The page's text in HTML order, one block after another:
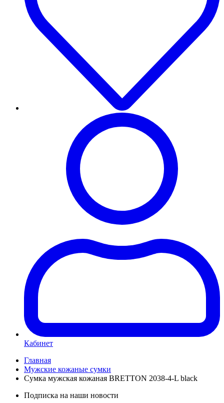
Кабинет
Главная
Мужские кожаные сумки
Сумка мужская кожаная BRETTON 2038-4-L black
Подписка на наши новости